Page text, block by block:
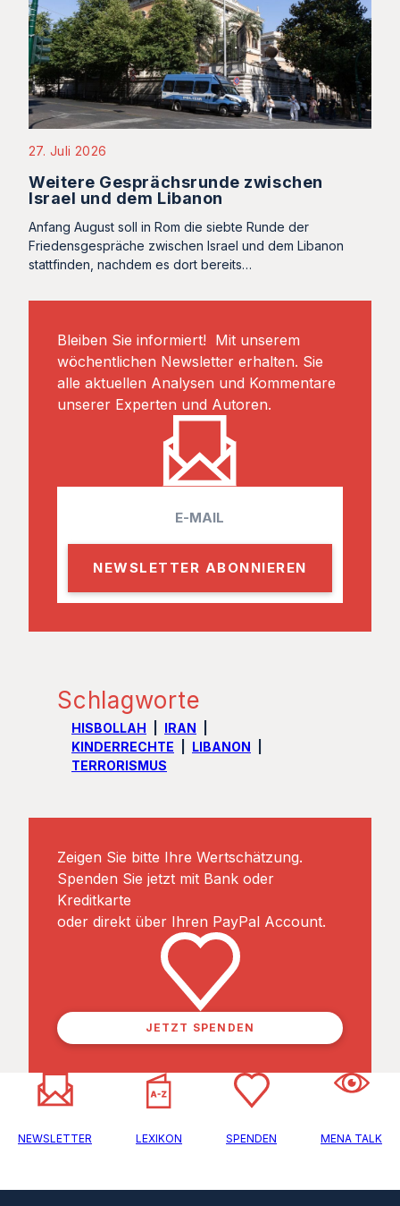
27. Juli 2026
Weitere Gesprächsrunde zwischen
Israel und dem Libanon
Anfang August soll in Rom die siebte Runde der
Friedensgespräche zwischen Israel und dem Libanon
stattfinden, nachdem es dort bereits…
Bleiben Sie informiert! Mit unserem
wöchentlichen Newsletter erhalten. Sie
alle aktuellen Analysen und Kommentare
unserer Experten und Autoren.
l
Schlagworte
HISBOLLAH
IRAN
KINDERRECHTE
LIBANON
TERRORISMUS
Zeigen Sie bitte Ihre Wertschätzung.
Spenden Sie jetzt mit Bank oder
Kreditkarte
oder direkt über Ihren PayPal Account.
JETZT SPENDEN
NEWSLETTER LEXIKON SPENDEN MENA TALK